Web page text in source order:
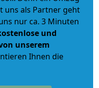
uns als Partner geht
nur ca. 3 Minuten
und
unserem
Ihnen die